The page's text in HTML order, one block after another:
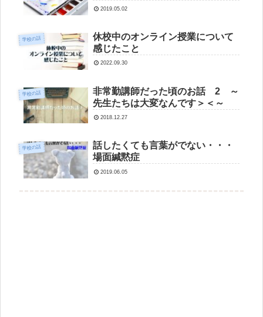
2019.05.02
学校の話
休校中のオンライン授業について
感じたこと
2022.09.30
学校の話
非常勤講師だった頃のお話 2 ～
先生たちは大変なんです＞＜～
2018.12.27
学校の話
話したくても言葉がでない・・・
場面緘黙症
2019.06.05